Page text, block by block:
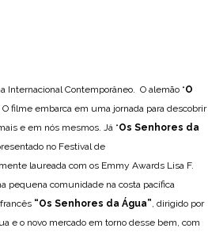
Internacional Contemporâneo. O alemão “O
filme embarca em uma jornada para descobrir
e em nós mesmos. Já “Os Senhores da
no Festival de
laureada com os Emmy Awards Lisa F.
pequena comunidade na costa pacífica
“Os Senhores da Água”, dirigido por
e o novo mercado em torno desse bem, com